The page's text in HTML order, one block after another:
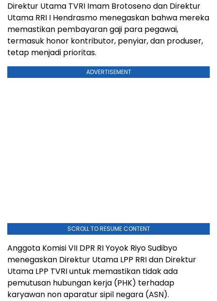
Direktur Utama TVRI Imam Brotoseno dan Direktur
Utama RRI I Hendrasmo menegaskan bahwa mereka
memastikan pembayaran gaji para pegawai,
termasuk honor kontributor, penyiar, dan produser,
tetap menjadi prioritas.
ADVERTISEMENT
SCROLL TO RESUME CONTENT
Anggota Komisi VII DPR RI Yoyok Riyo Sudibyo
menegaskan Direktur Utama LPP RRI dan Direktur
Utama LPP TVRI untuk memastikan tidak ada
pemutusan hubungan kerja (PHK) terhadap
karyawan non aparatur sipil negara (ASN).